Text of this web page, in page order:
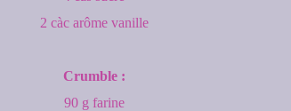
2 càc arôme vanille
Crumble :
90 g farine